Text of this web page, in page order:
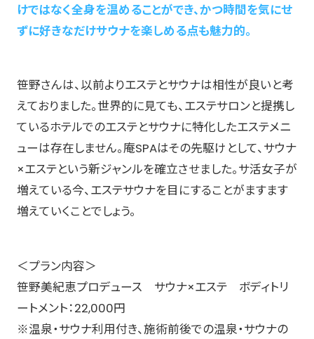
けではなく全身を温めることができ、かつ時間を気にせ
ずに好きなだけサウナを楽しめる点も魅力的。
笹野さんは、以前よりエステとサウナは相性が良いと考
えておりました。世界的に見ても、エステサロンと提携し
ているホテルでのエステとサウナに特化したエステメニ
ューは存在しません。庵SPAはその先駆けとして、サウナ
×エステという新ジャンルを確立させました。サ活女子が
増えている今、エステサウナを目にすることがますます
増えていくことでしょう。
＜プラン内容＞
笹野美紀恵プロデュース サウナ×エステ ボディトリ
ートメント：22,000円
※温泉・サウナ利用付き、施術前後での温泉・サウナの